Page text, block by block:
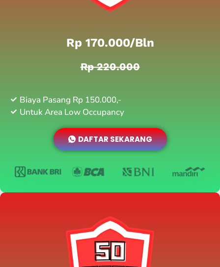
Rp 170.000/bln
Rp 220.000
Biaya Pasang Rp 150.000,-
Untuk Area Low Occupancy
DAFTAR SEKARANG